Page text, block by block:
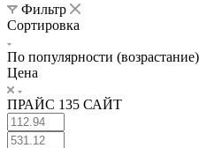
Фильтр
Сортировка
По популярности (возрастание)
Цена
ПРАЙС 135 САЙТ